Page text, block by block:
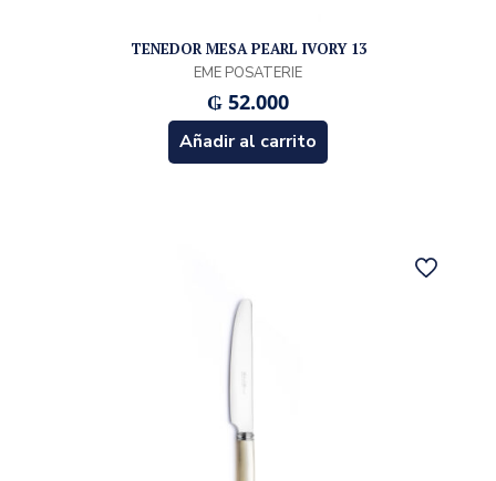
TENEDOR MESA PEARL IVORY 13
EME POSATERIE
₲ 52.000
Añadir al carrito